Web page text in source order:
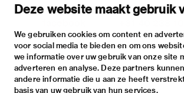
Deze website maakt gebruik
We gebruiken cookies om content en
voor social media te bieden en om ons
we informatie over uw gebruik van onze site
adverteren en analyse. Deze partners
andere informatie die u aan ze heeft
basis van uw gebruik van hun services.
newsletter
instagram
twitter
linkedin
stratumsedijk